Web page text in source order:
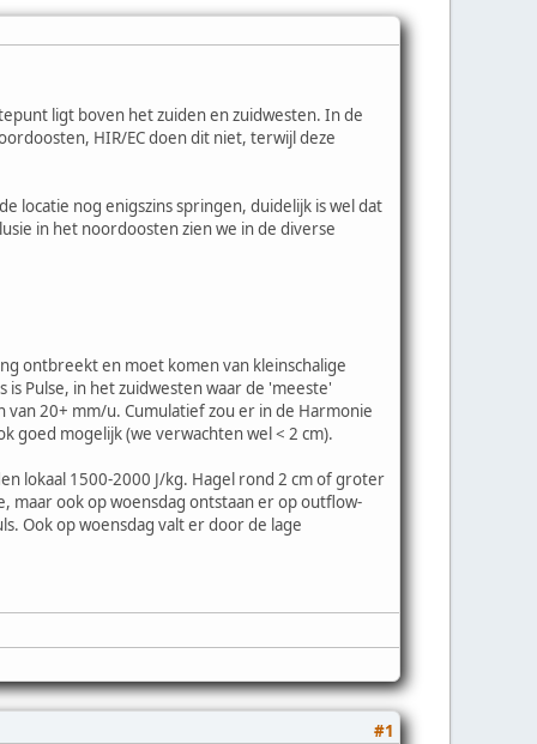
ligt boven het zuiden en zuidwesten. In de
HIR/EC doen dit niet, terwijl deze
locatie nog enigszins springen, duidelijk is wel dat
in het noordoosten zien we in de diverse
ontbreekt en moet komen van kleinschalige
Pulse, in het zuidwesten waar de 'meeste'
20+ mm/u. Cumulatief zou er in de Harmonie
goed mogelijk (we verwachten wel < 2 cm).
lokaal 1500-2000 J/kg. Hagel rond 2 cm of groter
maar ook op woensdag ontstaan er op outflow-
Ook op woensdag valt er door de lage
#1